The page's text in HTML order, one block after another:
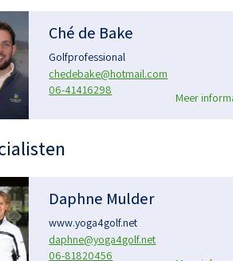
Ché de Bake
Golfprofessional
chedebake@hotmail.com
06-41416298
Meer
Daphne Mulder
www.yoga4golf.net
daphne@yoga4golf.net
06-81820456